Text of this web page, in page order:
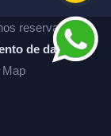
reservados. |
de datos
Map